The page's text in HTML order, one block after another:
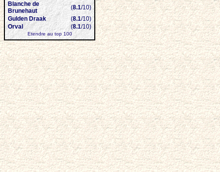
Blanche de
Brunehaut
(8.1/10)
Gulden Draak
(8.1/10)
Orval
(8.1/10)
Etendre au top 100